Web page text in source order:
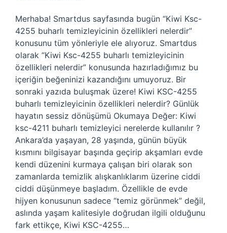
Merhaba! Smartdus sayfasında bugün “Kiwi Ksc-
4255 buharlı temizleyicinin özellikleri nelerdir”
konusunu tüm yönleriyle ele alıyoruz. Smartdus
olarak “Kiwi Ksc-4255 buharlı temizleyicinin
özellikleri nelerdir” konusunda hazırladığımız bu
içeriğin beğeninizi kazandığını umuyoruz. Bir
sonraki yazıda buluşmak üzere! Kiwi KSC-4255
buharlı temizleyicinin özellikleri nelerdir? Günlük
hayatın sessiz dönüşümü Okumaya Değer: Kiwi
ksc-4211 buharlı temizleyici nerelerde kullanılır ?
Ankara’da yaşayan, 28 yaşında, günün büyük
kısmını bilgisayar başında geçirip akşamları evde
kendi düzenini kurmaya çalışan biri olarak son
zamanlarda temizlik alışkanlıklarım üzerine ciddi
ciddi düşünmeye başladım. Özellikle de evde
hijyen konusunun sadece “temiz görünmek” değil,
aslında yaşam kalitesiyle doğrudan ilgili olduğunu
fark ettikçe, Kiwi KSC-4255…